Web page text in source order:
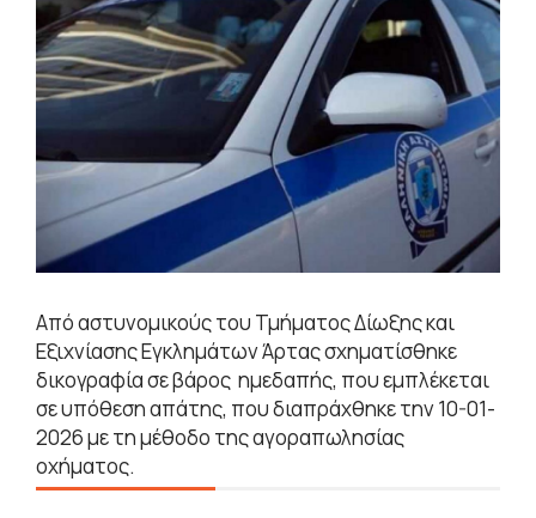
Από αστυνομικούς του Τμήματος Δίωξης και
Εξιχνίασης Εγκλημάτων Άρτας σχηματίσθηκε
δικογραφία σε βάρος ημεδαπής, που εμπλέκεται
σε υπόθεση απάτης, που διαπράχθηκε την 10-01-
2026 με τη μέθοδο της αγοραπωλησίας
οχήματος.